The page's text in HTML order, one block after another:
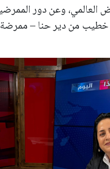
العالمي، وعن دور
خطيب من دير حنا –